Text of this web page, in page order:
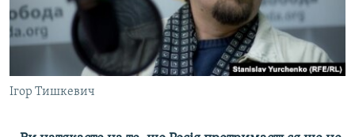
Ігор Тишкевич